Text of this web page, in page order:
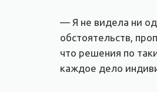
— Я не видела ни
обстоятельств,
что решения по
каждое дело